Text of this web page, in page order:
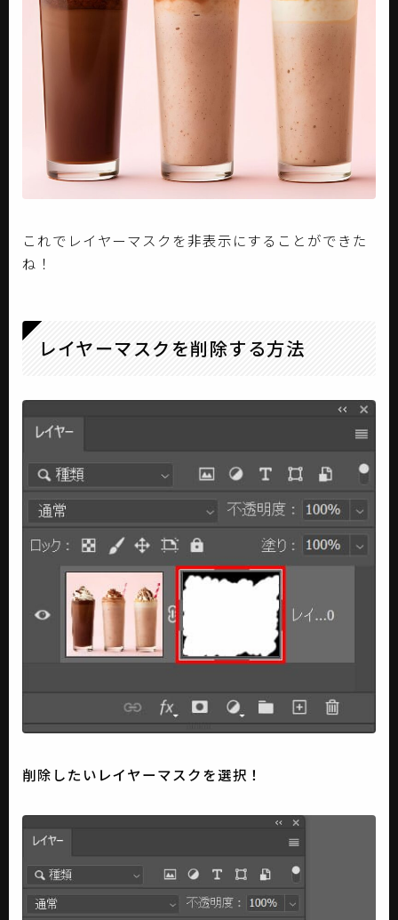
これでレイヤーマスクを非表示にすることができた
ね！
レイヤーマスクを削除する方法
削除したいレイヤーマスクを選択！